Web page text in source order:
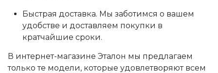
Быстрая доставка. Мы заботимся о вашем
удобстве и доставляем покупки в
кратчайшие сроки.
В интернет-магазине Эталон мы предлагаем
только те модели, которые удовлетворяют всем